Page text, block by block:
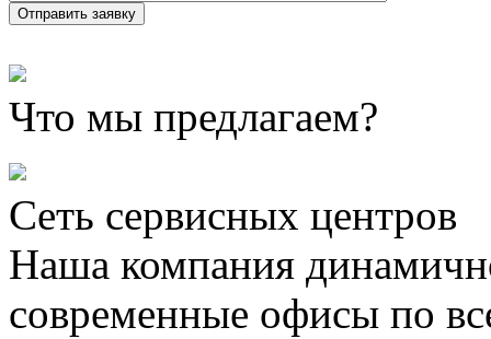
Что мы предлагаем?
Сеть сервисных центров
Наша компания
современные офисы по